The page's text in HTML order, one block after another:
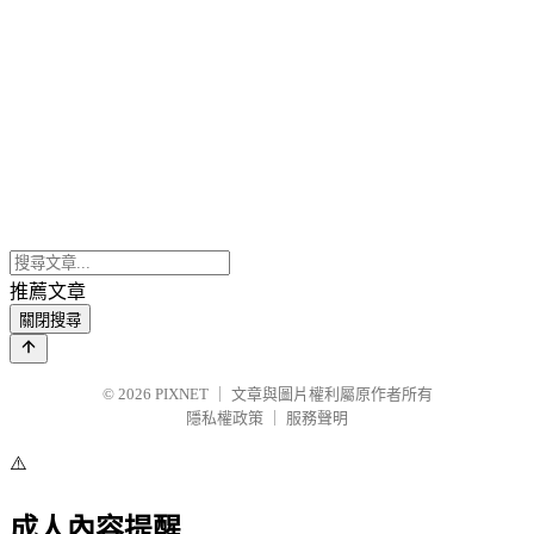
推薦文章
關閉搜尋
© 2026 PIXNET
文章與圖片權利屬原作者所有
隱私權政策
服務聲明
⚠️